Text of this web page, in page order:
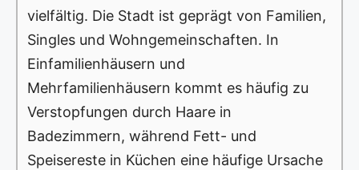
vielfältig. Die Stadt ist geprägt von Familien,
Singles und Wohngemeinschaften. In
Einfamilienhäusern und
Mehrfamilienhäusern kommt es häufig zu
Verstopfungen durch Haare in
Badezimmern, während Fett- und
Speisereste in Küchen eine häufige Ursache